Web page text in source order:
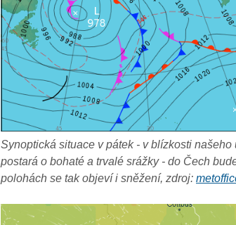
Synoptická situace v pátek - v blízkosti
postará o bohaté a trvalé srážky - do Čech
polohách se tak objeví i sněžení, zdroj: